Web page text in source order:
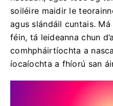
soiléire maidir le
agus slándáil cuntais.
féin, tá leideanna chun
comhpháirtíochta a
íocaíochta a fhíorú san